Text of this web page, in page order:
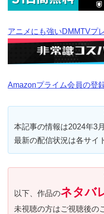
アニメにも強いDMMTVプ
Amazonプライム会員の登
本記事の情報は2024年3
最新の配信状況は各サイ
以下、作品のネタバ
未視聴の方はご視聴後の